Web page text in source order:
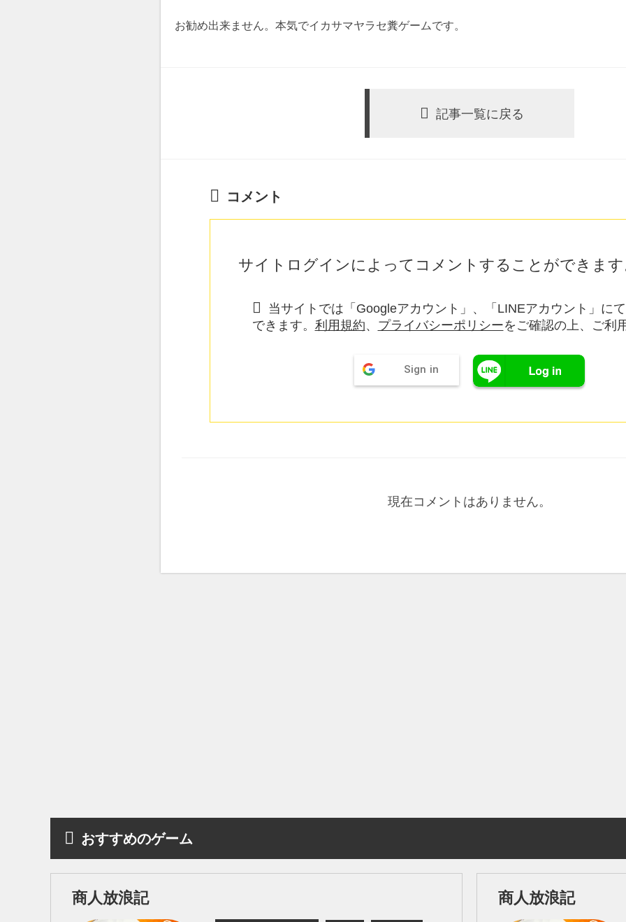
お勧め出来ません。本気でイカサマヤラセ糞ゲームです。
記事一覧に戻る
コメント
サイトログインによってコメントすることができま
当サイトでは「Googleアカウント」、「LINEアカウント」に
できます。 利用規約、 プライバシーポリシーをご確認の上、ご利
Sign in
現在コメントはありません。
おすすめのゲーム
商人放浪記 商人放浪記